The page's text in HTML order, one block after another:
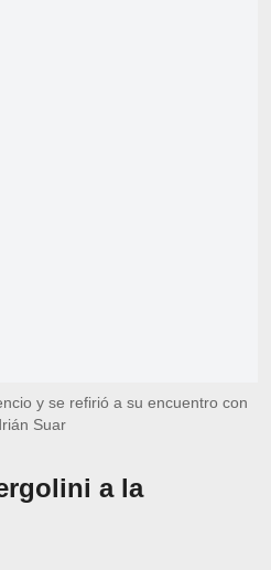
y se refirió a su encuentro con
Suar
a la